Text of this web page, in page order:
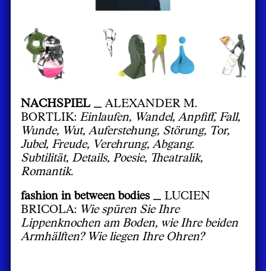
NACHSPIEL _ ALEXANDER M.
BORTLIK: Einlaufen, Wandel, Anpfiff, Fall,
Wunde, Wut, Auferstehung, Störung, Tor,
Jubel, Freude, Verehrung, Abgang.
Subtilität, Details, Poesie, Theatralik,
Romantik.
fashion in between bodies _
LUCIEN
BRICOLA: Wie spüren Sie Ihre
Lippenknochen am Boden, wie Ihre beiden
Armhälften? Wie liegen Ihre Ohren?